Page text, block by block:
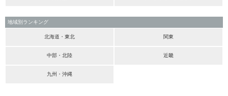
地域別ランキング
北海道・東北 関東
中部・北陸 近畿
九州・沖縄